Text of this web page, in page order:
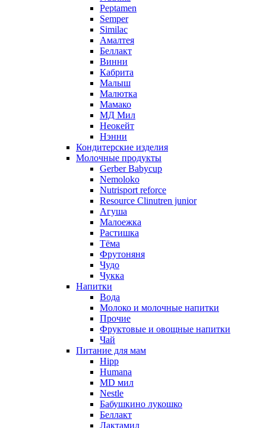
Peptamen
Semper
Similac
Амалтея
Беллакт
Винни
Кабрита
Малыш
Малютка
Мамако
МД Мил
Неокейт
Нэнни
Кондитерские изделия
Молочные продукты
Gerber Babycup
Nemoloko
Nutrisport reforce
Resource Clinutren junior
Агуша
Малоежка
Растишка
Тёма
Фрутоняня
Чудо
Чукка
Напитки
Вода
Молоко и молочные напитки
Прочие
Фруктовые и овощные напитки
Чай
Питание для мам
Hipp
Humana
MD мил
Nestle
Бабушкино лукошко
Беллакт
Лактамил